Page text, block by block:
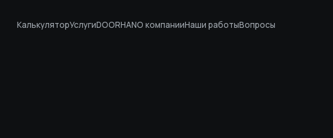
КалькуляторУслугиDOORHANО компанииНаши работыВопросы